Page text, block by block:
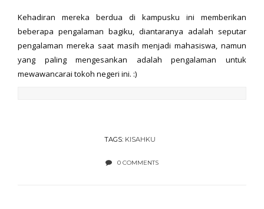
Kehadiran mereka berdua di kampusku ini memberikan
beberapa pengalaman bagiku, diantaranya adalah seputar
pengalaman mereka saat masih menjadi mahasiswa, namun
yang paling mengesankan adalah pengalaman untuk
mewawancarai tokoh negeri ini. :)
TAGS: KISAHKU
0 COMMENTS